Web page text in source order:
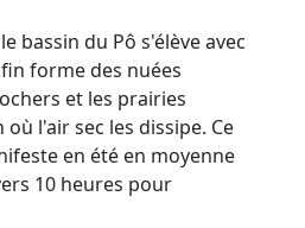
bassin du Pô s'élève avec
forme des nuées
et les prairies
l'air sec les dissipe. Ce
en été en moyenne
10 heures pour